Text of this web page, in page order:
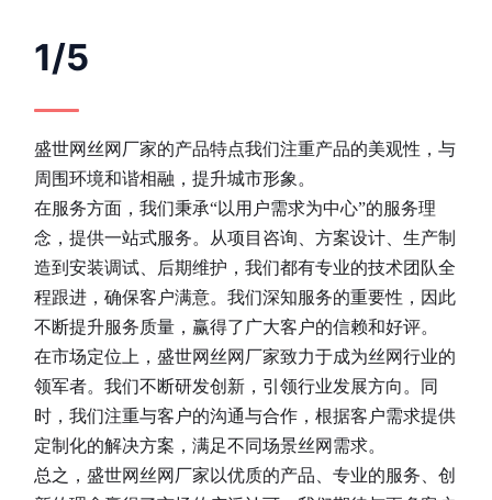
1/5
盛世网丝网厂家的产品特点我们注重产品的美观性，与
周围环境和谐相融，提升城市形象。
在服务方面，我们秉承“以用户需求为中心”的服务理
念，提供一站式服务。从项目咨询、方案设计、生产制
造到安装调试、后期维护，我们都有专业的技术团队全
程跟进，确保客户满意。我们深知服务的重要性，因此
不断提升服务质量，赢得了广大客户的信赖和好评。
在市场定位上， 盛世网丝网厂家致力于成为丝网行业的
领军者。我们不断研发创新，引领行业发展方向。同
时，我们注重与客户的沟通与合作，根据客户需求提供
定制化的解决方案，满足不同场景丝网需求。
总之， 盛世网丝网厂家以优质的产品、专业的服务、创